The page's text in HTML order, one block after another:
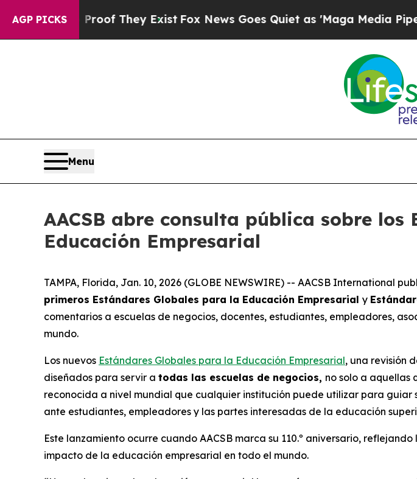
AGP PICKS
Proof They ExistFox News Goes Quiet as 'Maga Media Pipeline'
Menu
AACSB abre consulta pública sobre los
Educación Empresarial
TAMPA, Florida, Jan. 10, 2026 (GLOBE NEWSWIRE) -- AACSB International
primeros Estándares Globales para la Educación Empresarial y
comentarios a escuelas de negocios, docentes, estudiantes, empleadores,
mundo.
Los nuevos Estándares Globales para la Educación Empresarial, una revisión
diseñados para servir a todas las escuelas de negocios, no solo a aquellas
reconocida a nivel mundial que cualquier institución puede utilizar para
ante estudiantes, empleadores y las partes interesadas de la educación
Este lanzamiento ocurre cuando AACSB marca su 110.º aniversario,
impacto de la educación empresarial en todo el mundo.